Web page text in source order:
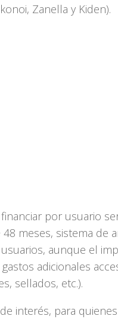
Zanella y Kiden).
por usuario
meses, sistema de
aunque el
adicionales
sellados, etc.).
interés, para